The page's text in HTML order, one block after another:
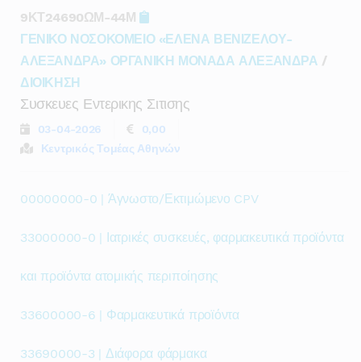
9ΚΤ24690ΩΜ-44Μ
ΓΕΝΙΚΟ ΝΟΣΟΚΟΜΕΙΟ «ΕΛΕΝΑ ΒΕΝΙΖΕΛΟΥ-
ΑΛΕΞΑΝΔΡΑ» ΟΡΓΑΝΙΚΗ ΜΟΝΑΔΑ ΑΛΕΞΑΝΔΡΑ /
ΔΙΟΙΚΗΣΗ
Συσκευες Εντερικης Σιτισης
03-04-2026
0,00
Κεντρικός Τομέας Αθηνών
00000000-0 | Άγνωστο/Εκτιμώμενο CPV
33000000-0 | Ιατρικές συσκευές, φαρμακευτικά προϊόντα
και προϊόντα ατομικής περιποίησης
33600000-6 | Φαρμακευτικά προϊόντα
33690000-3 | Διάφορα φάρμακα